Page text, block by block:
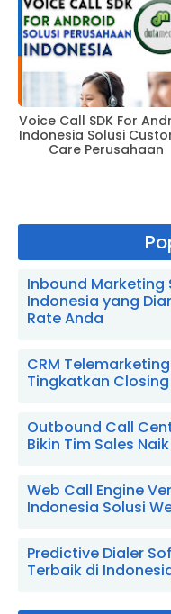
Voice Call SDK For
Indonesia Solusi
Care Perusahaan
Inbound Marketing
Indonesia yang
Rate Anda
CRM
Tingkatkan Closing
Outbound Call
Bikin Tim Sales
Web Call Engine
Indonesia Solusi
Predictive Dialer
Terbaik di